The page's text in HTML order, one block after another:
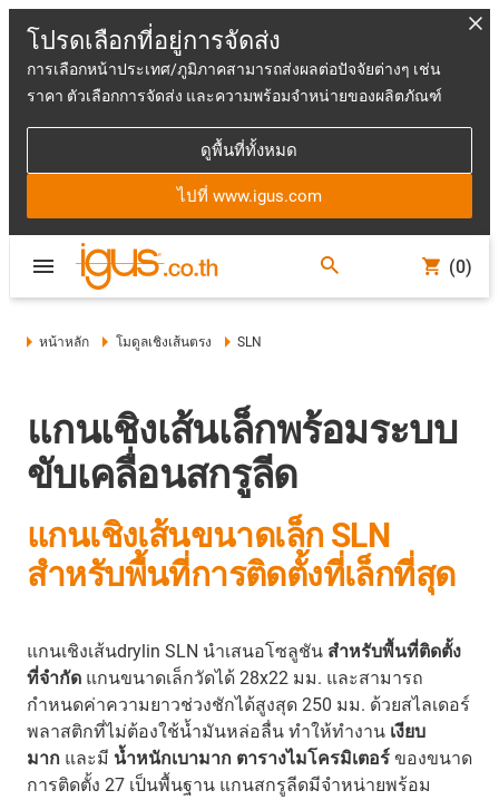
โปรดเลือกที่อยู่การจัดส่ง
การเลือกหน้าประเทศ/ภูมิภาคสามารถส่งผลต่อปัจจัยต่างๆ เช่น
ราคา ตัวเลือกการจัดส่ง และความพร้อมจำหน่ายของผลิตภัณฑ์
ดูพื้นที่ทั้งหมด
ไปที่ www.igus.com
(0)
หน้าหลัก โมดูลเชิงเส้นตรง SLN
แกนเชิงเส้นเล็กพร้อมระบบ
ขับเคลื่อนสกรูลีด
แกนเชิงเส้นขนาดเล็ก SLN
สำหรับพื้นที่การติดตั้งที่เล็กที่สุด
แกนเชิงเส้นdrylin SLN นำเสนอโซลูชัน สำหรับพื้นที่ติดตั้ง
ที่จำกัด แกนขนาดเล็กวัดได้ 28x22 มม. และสามารถ
กำหนดค่าความยาวช่วงชักได้สูงสุด 250 มม. ด้วยสไลเดอร์
พลาสติกที่ไม่ต้องใช้น้ำมันหล่อลื่น ทำให้ทำงาน เงียบ
มาก และมี น้ำหนักเบามาก ตารางไมโครมิเตอร์ ของขนาด
การติดตั้ง 27 เป็นพื้นฐาน แกนสกรูลีดมีจำหน่ายพร้อม